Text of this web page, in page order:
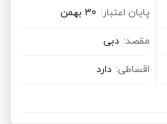
پایان اعتبار: 30 بهمن
مقصد: دبی
اقساطی: دارد